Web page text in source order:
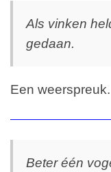
Als vinken
gedaan.
Een weerspreuk.
Beter één